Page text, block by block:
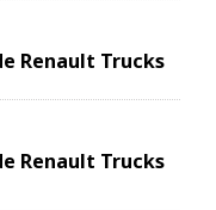
Renault Trucks
Renault Trucks